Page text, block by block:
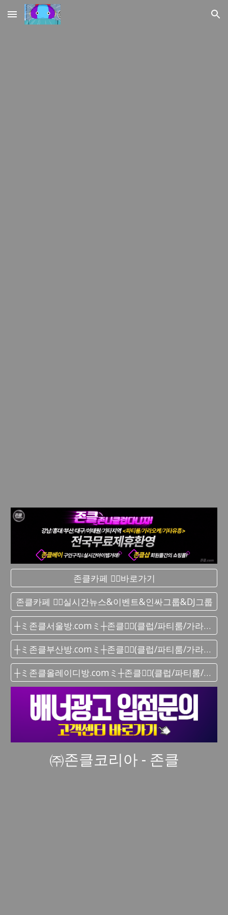
Skip to main content Skip to navigation
존클카페 ❤️‍🔥바로가기
존클카페 ❤️‍🔥실시간 뉴스&이벤트&인싸그룹&DJ그룹
┼ミ존클서울방.comミ┼존클❤️‍🔥(클럽/파티룸/가라오케) - 단톡방
┼ミ존클부산방.comミ┼존클❤️‍🔥(클럽/파티룸/가라오케) - 단톡방
┼ミ존클올레이디방.comミ┼존클❤️‍🔥(클럽/파티룸/가라오케) - 단톡방
㈜존클코리아 - 존클